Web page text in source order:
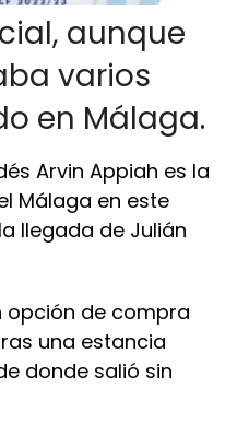
aunque
varios
en Málaga.
Arvin Appiah es la
Málaga en este
llegada de Julián
opción de compra
una estancia
donde salió sin